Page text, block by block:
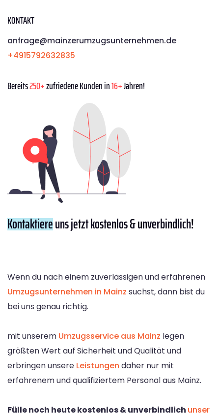
KONTAKT
anfrage@mainzerumzugsunternehmen.de
+4915792632835
Bereits250+zufriedene Kunden in16+Jahren!
Kontaktiereuns jetzt kostenlos & unverbindlich!
Wenn du nach einem zuverlässigen und erfahrenen
Umzugsunternehmen in Mainz suchst, dann bist du
bei uns genau richtig.
mit unserem Umzugsservice aus Mainz legen
größten Wert auf Sicherheit und Qualität und
erbringen unsere Leistungen daher nur mit
erfahrenem und qualifiziertem Personal aus Mainz.
Fülle noch heute kostenlos & unverbindlich unser